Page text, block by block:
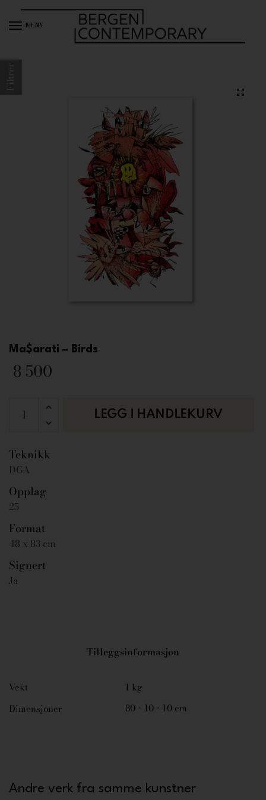
MENY
Ma$arati – Birds
8 500
LEGG I HANDLEKURV
Teknikk
DGA
Opplag
25
Format
48 x 83 cm
Signert
Ja
Tilleggsinformasjon
Vekt
1 kg
Dimensjoner
80 × 10 × 10 cm
Andre verk fra samme kunstner
Filtrer